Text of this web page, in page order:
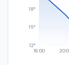
16:00
12°
15°
18°